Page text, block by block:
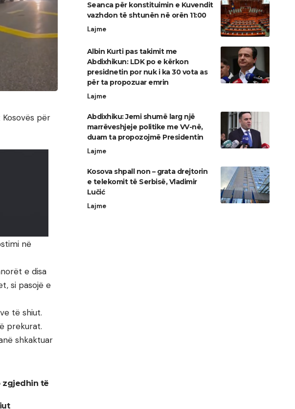
për
në
e disa
si pasojë e
të shiut.
prekurat.
shkaktuar
zgjedhin të
Seanca për konstituimin e Kuvendit
vazhdon të shtunën në orën 11:00
Lajme
Albin Kurti pas takimit me
Abdixhikun: LDK po e kërkon
presidnetin por nuk i ka 30 vota as
për ta propozuar emrin
Lajme
Abdixhiku: Jemi shumë larg një
marrëveshjeje politike me VV-në,
duam ta propozojmë Presidentin
Lajme
Kosova shpall non – grata drejtorin
e telekomit të Serbisë, Vladimir
Lučić
Lajme